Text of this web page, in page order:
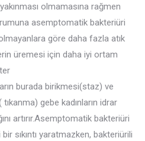
olmamasına rağmen
asemptomatik bakteriüri
göre daha fazla atık
üremesi için daha iyi ortam
burada birikmesi(staz) ve
gebe kadınların idrar
artırır.Asemptomatik bakteriüri
sıkıntı yaratmazken, bakteriürili